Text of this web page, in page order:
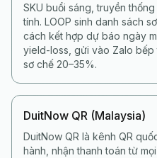
SKU buổi sáng, truyền
tính. LOOP sinh danh sách
cách kết hợp dự báo ngày
yield-loss, gửi vào Zalo bếp
sơ chế 20–35%.
DuitNow QR (Malaysia)
DuitNow QR là kênh QR
hành, nhận thanh toán từ